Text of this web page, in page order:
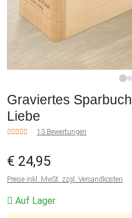
Graviertes
Liebe
13 Bewertungen
€ 24,95
Preise inkl. MwSt. zzgl. Versandkosten
Auf Lager